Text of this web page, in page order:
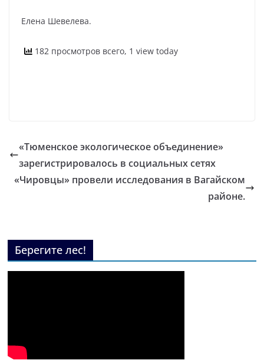
Елена Шевелева.
182 просмотров всего, 1 view today
«Тюменское экологическое объединение»
зарегистрировалось в социальных сетях
«Чировцы» провели исследования в Вагайском
районе.
Берегите лес!